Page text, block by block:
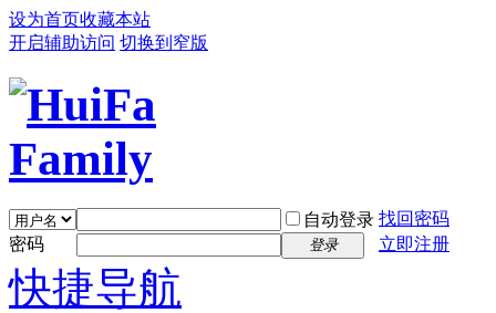
设为首页收藏本站
开启辅助访问 切换到窄版
自动登录 找回密码
密码
登录 立即注册
快捷导航